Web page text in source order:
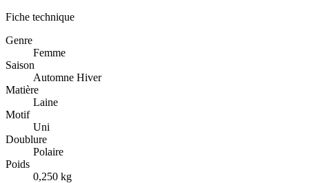
Fiche technique
Genre
Femme
Saison
Automne Hiver
Matière
Laine
Motif
Uni
Doublure
Polaire
Poids
0,250 kg